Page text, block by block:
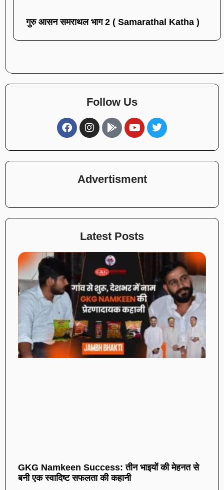
गुरु आसन समराथल भाग 2 ( Samarathal Katha )
Follow Us
Advertisment
Latest Posts
GKG Namkeen Success: तीन भाइयों की मेहनत से
बनी एक स्वादिष्ट सफलता की कहानी